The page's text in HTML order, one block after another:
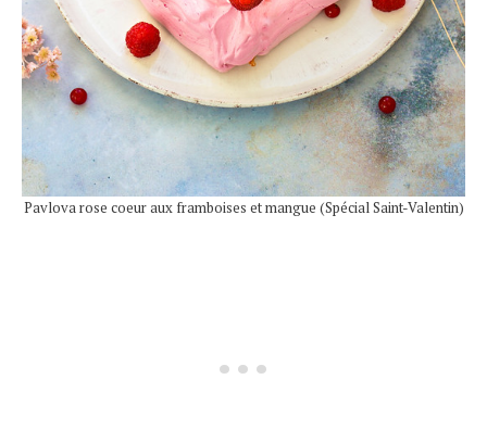
Pavlova rose coeur aux framboises et mangue (Spécial Saint-Valentin)